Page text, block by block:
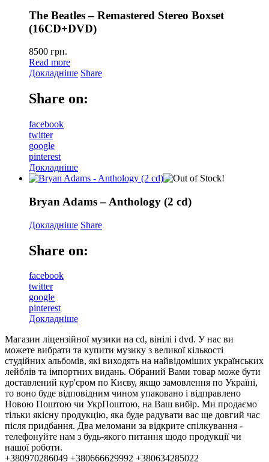
The Beatles – Remastered Stereo Boxset
(16CD+DVD)
8500 грн.
Read more
Докладніше Share
Share on:
facebook
twitter
google
pinterest
Докладніше
Bryan Adams – Anthology (2 cd)
Докладніше Share
Share on:
facebook
twitter
google
pinterest
Докладніше
Магазин ліцензійної музики на cd, вінілі і dvd. У нас ви
можете вибрати та купити музику з великої кількості
студійних альбомів, які виходять на найвідоміших українських
лейблів та імпортних видань. Обраний Вами товар може бути
доставлений кур'єром по Києву, якщо замовлення по Україні,
то воно буде відповідним чином упаковано і відправлено
Новою Поштою чи УкрПоштою, на Ваш вибір. Ми продаємо
тільки якісну продукцію, яка буде радувати вас ще довгий час
після придбання. Два меломани за відкрите спілкування -
телефонуйте нам з будь-якого питання щодо продукції чи
нашої роботи.
+380970286049 +380666629992 +380634285022